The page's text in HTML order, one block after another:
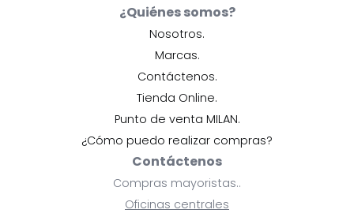
¿Quiénes somos?
Nosotros.
Marcas.
Contáctenos.
Tienda Online.
Punto de venta MILAN.
¿Cómo puedo realizar compras?
Contáctenos
Compras mayoristas..
Oficinas centrales